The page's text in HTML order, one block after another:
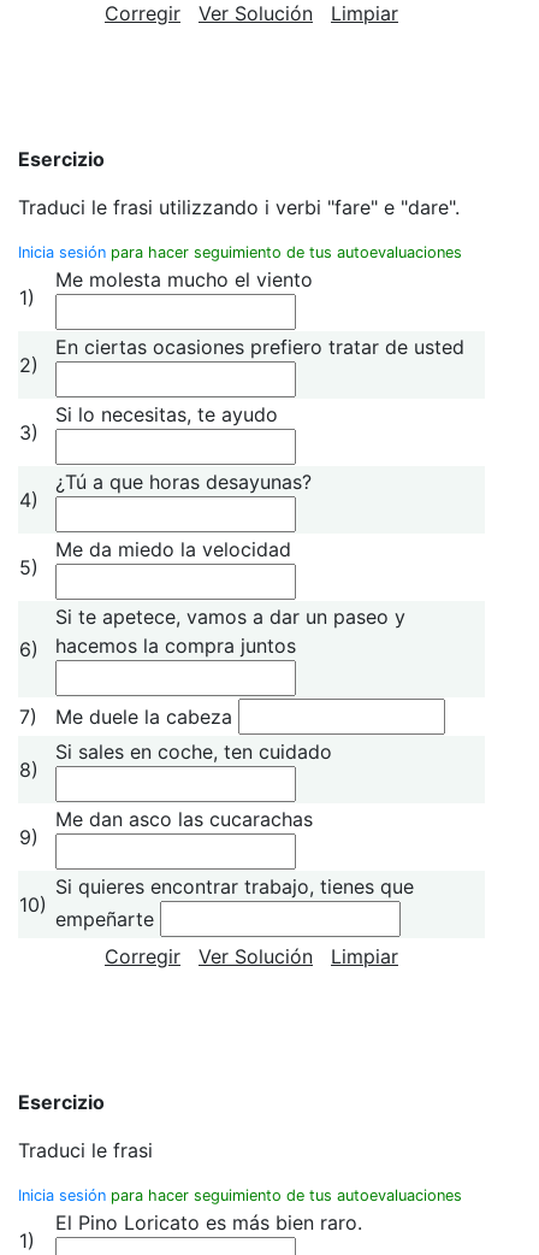
Corregir Ver Solución Limpiar
Esercizio
Traduci le frasi utilizzando i verbi "fare" e "dare".
Inicia sesión para hacer seguimiento de tus autoevaluaciones
1)
Me molesta mucho el viento
2)
En ciertas ocasiones prefiero tratar de usted
3)
Si lo necesitas, te ayudo
4)
¿Tú a que horas desayunas?
5)
Me da miedo la velocidad
6)
Si te apetece, vamos a dar un paseo y
hacemos la compra juntos
7) Me duele la cabeza
8)
Si sales en coche, ten cuidado
9)
Me dan asco las cucarachas
10)
Si quieres encontrar trabajo, tienes que
empeñarte
Corregir
Ver Solución Limpiar
Esercizio
Traduci le frasi
Inicia sesión para hacer seguimiento de tus autoevaluaciones
1)
El Pino Loricato es más bien raro.